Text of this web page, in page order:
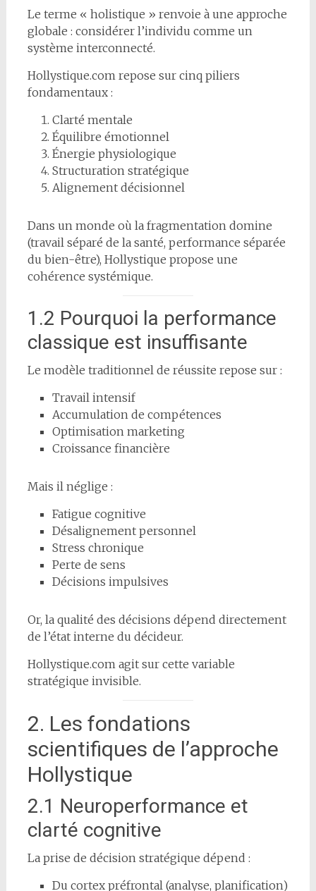
Le terme « holistique » renvoie à une approche
globale : considérer l’individu comme un
système interconnecté.
Hollystique.com repose sur cinq piliers
fondamentaux :
Clarté mentale
Équilibre émotionnel
Énergie physiologique
Structuration stratégique
Alignement décisionnel
Dans un monde où la fragmentation domine
(travail séparé de la santé, performance séparée
du bien-être), Hollystique propose une
cohérence systémique.
1.2 Pourquoi la performance
classique est insuffisante
Le modèle traditionnel de réussite repose sur :
Travail intensif
Accumulation de compétences
Optimisation marketing
Croissance financière
Mais il néglige :
Fatigue cognitive
Désalignement personnel
Stress chronique
Perte de sens
Décisions impulsives
Or, la qualité des décisions dépend directement
de l’état interne du décideur.
Hollystique.com agit sur cette variable
stratégique invisible.
2. Les fondations
scientifiques de l’approche
Hollystique
2.1 Neuroperformance et
clarté cognitive
La prise de décision stratégique dépend :
Du cortex préfrontal (analyse, planification)